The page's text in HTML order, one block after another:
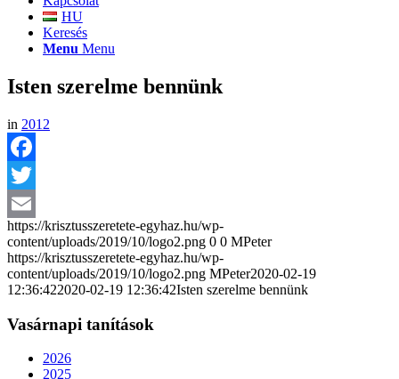
HU
Keresés
Menu Menu
Isten szerelme bennünk
in 2012
Facebook
Twitter
Email
https://krisztusszeretete-egyhaz.hu/wp-
content/uploads/2019/10/logo2.png 0 0 MPeter
https://krisztusszeretete-egyhaz.hu/wp-
content/uploads/2019/10/logo2.png MPeter2020-02-19
12:36:422020-02-19 12:36:42Isten szerelme bennünk
Vasárnapi tanítások
2026
2025